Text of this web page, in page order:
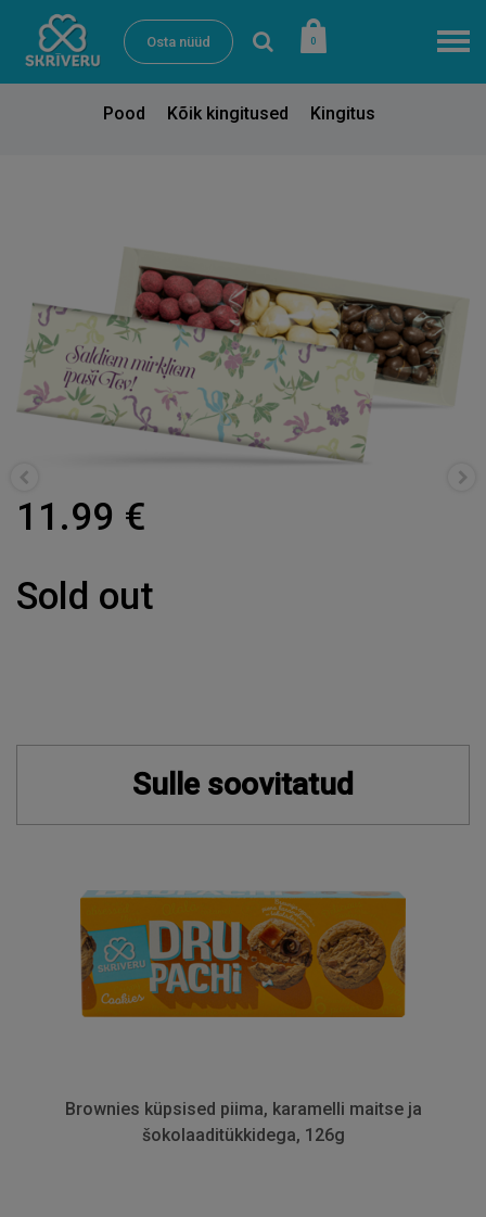
Osta nüüd 0
Pood Kõik kingitused Kingitus
11.99 €
Sold out
Sulle soovitatud
Brownies küpsised piima, karamelli maitse ja
šokolaaditükkidega, 126g